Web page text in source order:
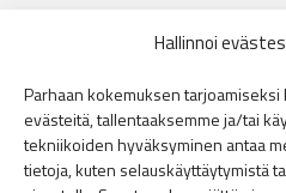
Hallinnoi
Parhaan kokemuksen
evästeitä, tallentaaksemme ja/tai
tekniikoiden hyväksyminen antaa
tietoja, kuten selauskäyttäytymistä
Linkki Spitecin Instagramiin Linkki Spitecin Facebookkiin LinkedIn
Helsinki
Puusepänkatu 9, 00880